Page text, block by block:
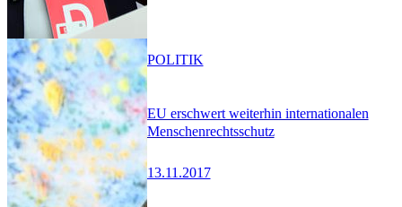
EU erschwert weiterhin internationalen
Menschenrechtsschutz
13.11.2017
POLITIK